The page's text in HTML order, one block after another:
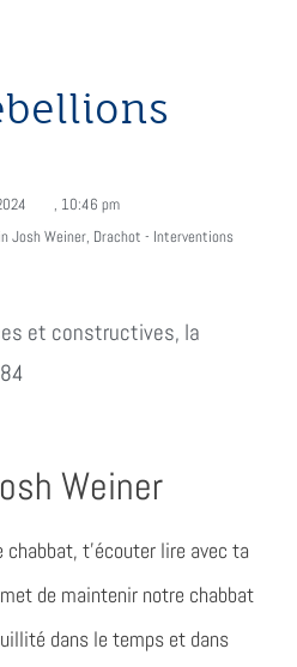
, 10:46 pm
Josh Weiner, Drachot - Interventions
et constructives, la
Weiner
chabbat, t’écouter lire avec ta
de maintenir notre chabbat
dans le temps et dans